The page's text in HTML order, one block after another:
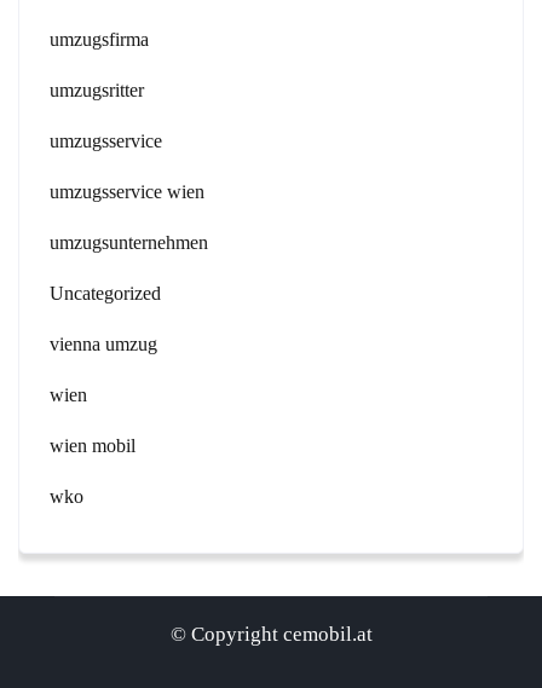
umzugsfirma
umzugsritter
umzugsservice
umzugsservice wien
umzugsunternehmen
Uncategorized
vienna umzug
wien
wien mobil
wko
© Copyright cemobil.at